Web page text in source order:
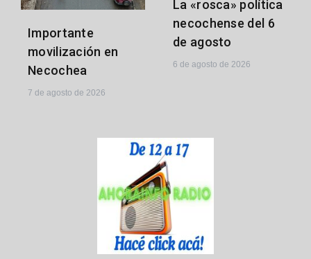
Importante
movilización en
Necochea
7 de agosto de 2026
La «rosca» política
necochense del 6
de agosto
6 de agosto de 2026